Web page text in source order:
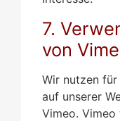
7.
von
Wir nutzen
auf unserer
Vimeo.